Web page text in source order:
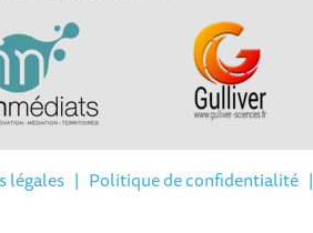
légales| Politique de confidentialité|